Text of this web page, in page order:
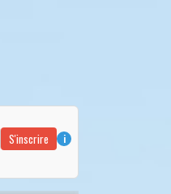
S'inscrire
i